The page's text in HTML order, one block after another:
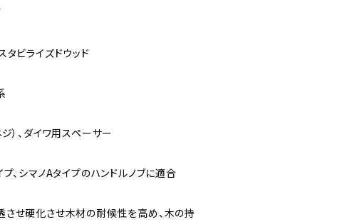
タビライズドウッド
ジ）、ダイワ用スペーサー
プ、シマノAタイプのハンドルノブに適合
させ硬化させ木材の耐候性を高め、木の持